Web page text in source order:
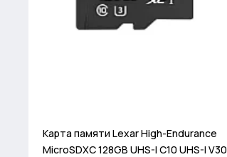
Карта памяти Lexar High-Endurance
MicroSDXC 128GB UHS-I C10 UHS-I V30